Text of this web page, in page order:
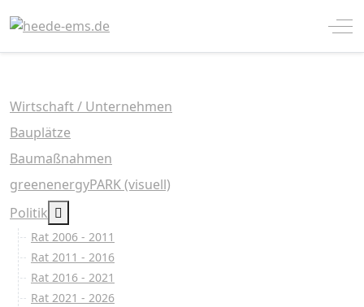
Wirtschaft / Unternehmen
Bauplätze
Baumaßnahmen
greenenergyPARK (visuell)
Politik
Rat 2006 - 2011
Rat 2011 - 2016
Rat 2016 - 2021
Rat 2021 - 2026